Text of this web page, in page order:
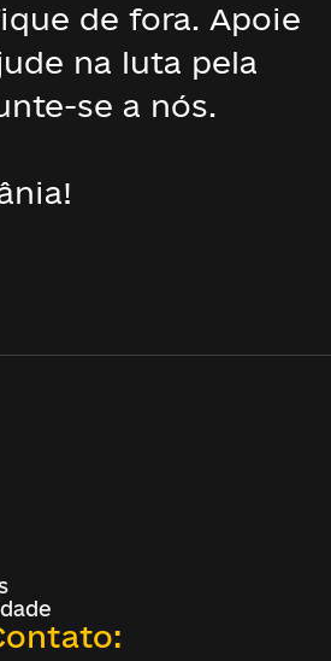
de fora. Apoie
na luta pela
se a nós.